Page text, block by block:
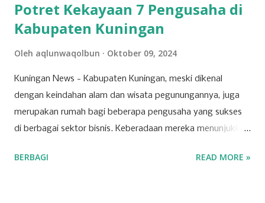
Potret Kekayaan 7 Pengusaha di
Kabupaten Kuningan
Oleh aqlunwaqolbun Oktober 09, 2024
Kuningan News - Kabupaten Kuningan, meski dikenal
dengan keindahan alam dan wisata pegunungannya, juga
merupakan rumah bagi beberapa pengusaha yang sukses
di berbagai sektor bisnis. Keberadaan mereka menunjukkan
berkembang pesat, dipicu oleh inovasi dan ketekunan para
BERBAGI READ MORE »